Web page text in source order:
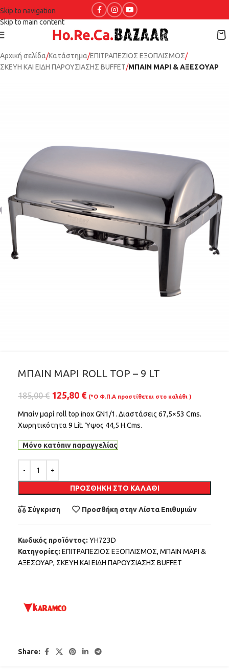
Skip to navigation
Skip to main content
Αρχική σελίδα Κατάστημα ΕΠΙΤΡΑΠΕΖΙΟΣ ΕΞΟΠΛΙΣΜΟΣ
ΣΚΕΥΗ ΚΑΙ ΕΙΔΗ ΠΑΡΟΥΣΙΑΣΗΣ BUFFET ΜΠΑΙΝ ΜΑΡΙ & ΑΞΕΣΟΥΑΡ
ΜΠΑΙΝ ΜΑΡΙ ROLL TOP – 9 LT
185,00€ 125,80 € (*Ο Φ.Π.Α προστίθεται στο καλάθι )
Μπαίν μαρί roll top inox GN1/1. Διαστάσεις 67,5×53 Cms.
Χωρητικότητα 9 Lit. Ύψος 44,5 H.Cms.
Μόνο κατόπιν παραγγελίας
ΠΡΟΣΘΉΚΗ ΣΤΟ ΚΑΛΆΘΙ
Σύγκριση Προσθήκη στην Λίστα Επιθυμιών
Κωδικός προϊόντος: YH723D
Κατηγορίες: ΕΠΙΤΡΑΠΕΖΙΟΣ ΕΞΟΠΛΙΣΜΟΣ, ΜΠΑΙΝ ΜΑΡΙ &
ΑΞΕΣΟΥΑΡ, ΣΚΕΥΗ ΚΑΙ ΕΙΔΗ ΠΑΡΟΥΣΙΑΣΗΣ BUFFET
Share: